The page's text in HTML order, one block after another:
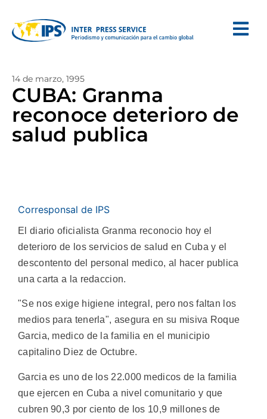
14 de marzo, 1995
CUBA: Granma
reconoce deterioro de
salud publica
Corresponsal de IPS
El diario oficialista Granma reconocio hoy el
deterioro de los servicios de salud en Cuba y el
descontento del personal medico, al hacer publica
una carta a la redaccion.
"Se nos exige higiene integral, pero nos faltan los
medios para tenerla", asegura en su misiva Roque
Garcia, medico de la familia en el municipio
capitalino Diez de Octubre.
Garcia es uno de los 22.000 medicos de la familia
que ejercen en Cuba a nivel comunitario y que
cubren 90,3 por ciento de los 10,9 millones de